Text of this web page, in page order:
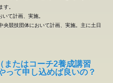
。
て計画、実施。
競技団体において計画、実施。主に土日
またはコーチ2養成講習
って申し込めば良いの？